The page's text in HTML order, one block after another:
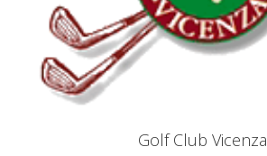
Golf Club Vicenza